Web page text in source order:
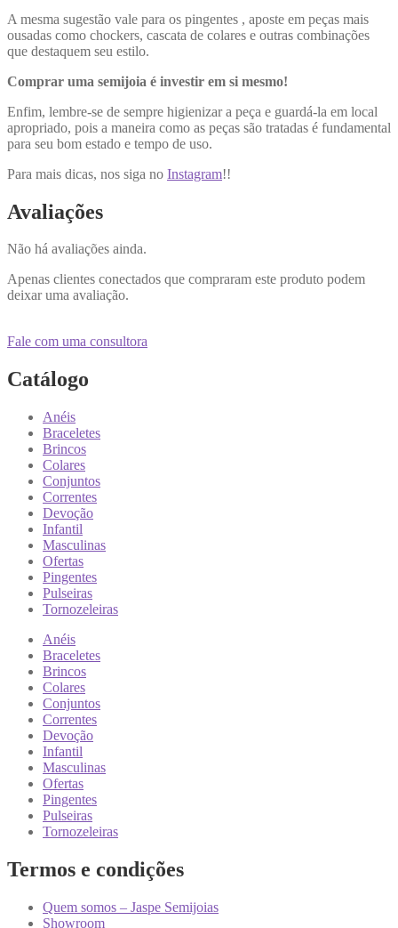
A mesma sugestão vale para os pingentes , aposte em peças mais
ousadas como chockers, cascata de colares e outras combinações
que destaquem seu estilo.
Comprar uma semijoia é investir em si mesmo!
Enfim, lembre-se de sempre higienizar a peça e guardá-la em local
apropriado, pois a maneira como as peças são tratadas é fundamental
para seu bom estado e tempo de uso.
Para mais dicas, nos siga no Instagram!!
Avaliações
Não há avaliações ainda.
Apenas clientes conectados que compraram este produto podem
deixar uma avaliação.
Fale com uma consultora
Catálogo
Anéis
Braceletes
Brincos
Colares
Conjuntos
Correntes
Devoção
Infantil
Masculinas
Ofertas
Pingentes
Pulseiras
Tornozeleiras
Anéis
Braceletes
Brincos
Colares
Conjuntos
Correntes
Devoção
Infantil
Masculinas
Ofertas
Pingentes
Pulseiras
Tornozeleiras
Termos e condições
Quem somos – Jaspe Semijoias
Showroom